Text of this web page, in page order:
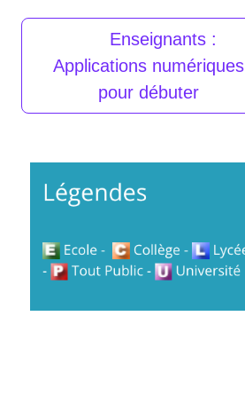
Enseignants :
Applications numériques
pour débuter